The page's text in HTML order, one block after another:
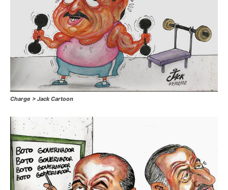
Charge > Jack Cartoon